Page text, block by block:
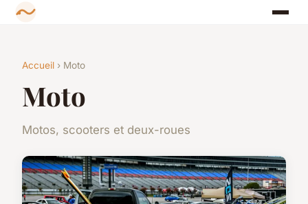
Accueil › Moto
Moto
Motos, scooters et deux-roues